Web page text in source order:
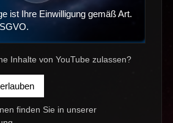
ist Ihre Einwilligung gemäß Art.
Inhalte von YouTube zulassen?
finden Sie in unserer